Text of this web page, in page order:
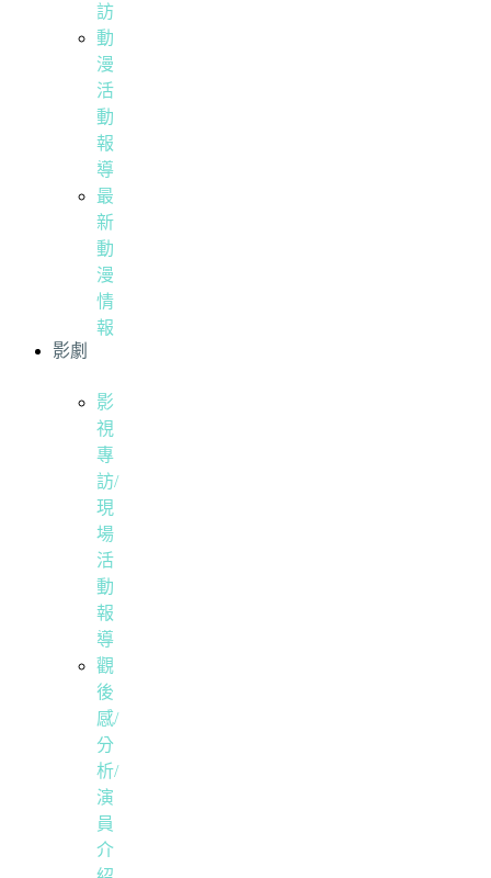
訪
動
漫
活
動
報
導
最
新
動
漫
情
報
影劇
影
視
專
訪/
現
場
活
動
報
導
觀
後
感/
分
析/
演
員
介